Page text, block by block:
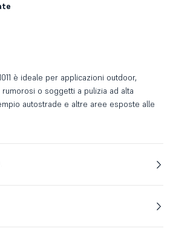
è ideale per applicazioni outdoor,
o soggetti a pulizia ad alta
autostrade e altre aree esposte alle